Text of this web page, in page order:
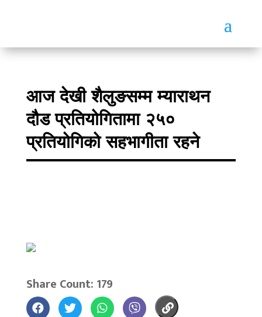
आज देखी शैलुङसम्म म्याराथन
दौड प्रतियोगितामा २५०
प्रतियोगिको सहभागीता रहने
Share Count: 179